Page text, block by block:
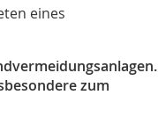
eines
zum